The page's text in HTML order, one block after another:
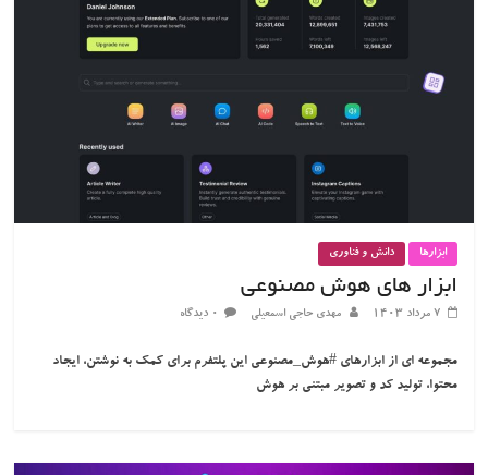
ابزارها دانش و فناوری
ابزار های هوش مصنوعی
۷ مرداد ۱۴۰۳ مهدی حاجی اسمعیلی ۰ دیدگاه
مجموعه ای از ابزارهای #هوش_مصنوعی این پلتفرم برای کمک به نوشتن، ایجاد
محتوا، تولید کد و تصویر مبتنی بر هوش